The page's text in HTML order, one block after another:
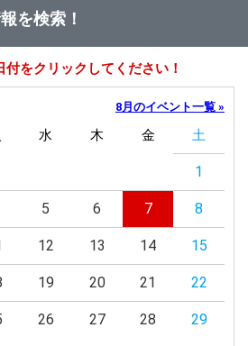
を検索！
をクリックしてください！
8月のイベント一覧 »
水 木 金 土
1
5 6 7 8
12 13 14 15
19 20 21 22
26 27 28 29